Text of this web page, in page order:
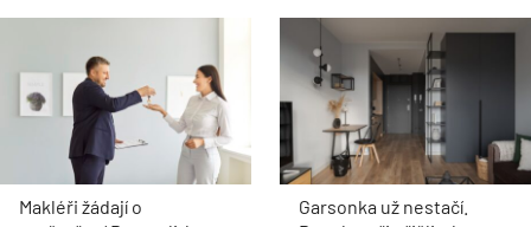
Makléři žádají o
Garsonka už nestačí.